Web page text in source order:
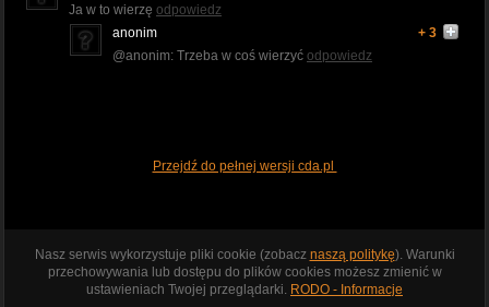
Ja w to wierzę odpowiedz
anonim
+ 3
@anonim: Trzeba w coś wierzyć odpowiedz
Przejdź do pełnej wersji cda.pl
Nasz serwis wykorzystuje pliki cookie (zobacz naszą politykę). Warunki
przechowywania lub dostępu do plików cookies możesz zmienić w
ustawieniach Twojej przeglądarki. RODO - Informacje